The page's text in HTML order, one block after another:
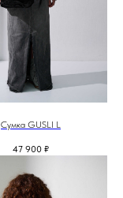
Сумка GUSLI L
47 900 ₽